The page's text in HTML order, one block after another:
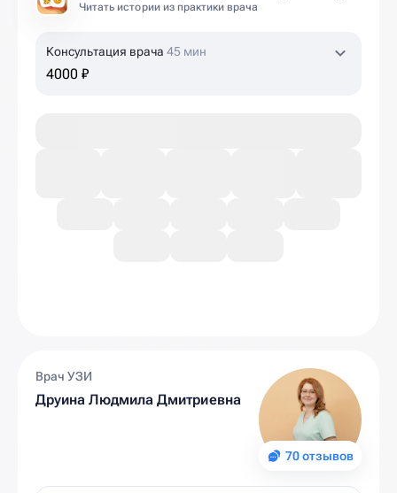
Читать истории из практики врача
Консультация врача 45 мин
4000 ₽
70 отзывов
Врач УЗИ
Друина Людмила Дмитриевна